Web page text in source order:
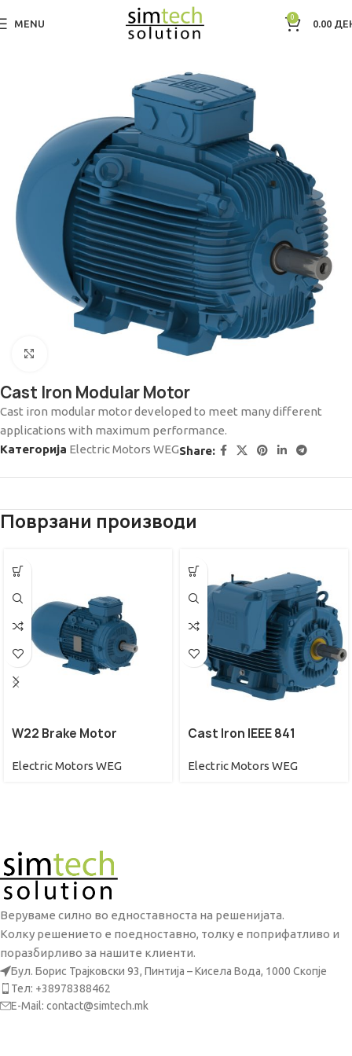
MENU
0
0.00
Дома Electric Motors WEG
Cast Iron Modular Motor
Cast iron modular motor developed to meet many different
applications with maximum performance.
Категорија Electric Motors WEGShare:
Поврзани производи
W22 Brake Motor
Electric Motors WEG
Cast Iron IEEE 841
Electric Motors WEG
Веруваме силно во едноставноста на решенијата.
Колку решението е поедноставно, толку е поприфатливо и
поразбирливо за нашите клиенти.
Бул. Борис Трајковски 93, Пинтија – Кисела Вода, 1000 Скопје
Тел: +38978388462
E-Mail: contact@simtech.mk